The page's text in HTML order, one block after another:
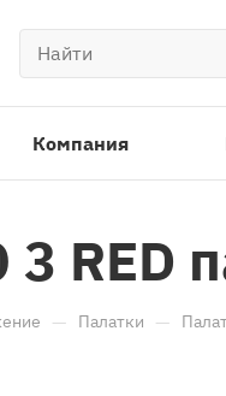
Компания
3 RED
— Палатки —